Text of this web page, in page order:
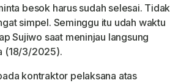
besok harus sudah selesai. Tidak
simpel. Seminggu itu udah waktu
Sujiwo saat meninjau langsung
(18/3/2025).
kontraktor pelaksana atas